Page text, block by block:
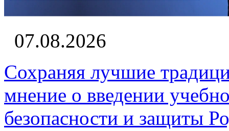
07.08.2026
Сохраняя лучшие
мнение о введении
безопасности и защиты